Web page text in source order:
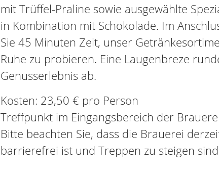
mit Trüffel-Praline sowie ausgewählte
in Kombination mit Schokolade. Im
Sie 45 Minuten Zeit, unser
Ruhe zu probieren. Eine Laugenbreze
Genusserlebnis ab.
Kosten: 23,50 € pro Person
Treffpunkt im Eingangsbereich der
Bitte beachten Sie, dass die Brauerei
barrierefrei ist und Treppen zu steigen